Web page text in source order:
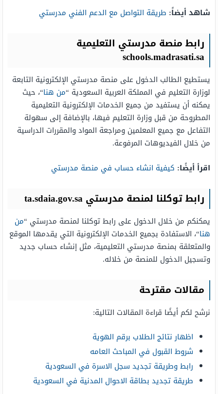
شاهد أيضاً: طريقة التواصل مع الدعم الفني مدرستي
رابط منصة مدرستي التعليمية
schools.madrasati.sa
يستطيع الطالب الدخول على منصة مدرستي الإلكترونية التابعة
لوزارة التعليم في المملكة العربية السعودية “من هنا“، حيث
يمكنه أن يستفيد من جميع الخدمات الإلكترونية التعليمية
المطروحة من قبل وزارة التعليم فيها، بالإضافة إلى سهولة
التفاعل مع جميع المعلمين ومراجعة المواد والمقررات الدراسية
من خلال الفيديوهات المرفوعة.
اقرأ أيضًا: كيفية انشاء حساب في منصة مدرستي
رابط توكلنا لمنصة مدرستي ta.sdaia.gov.sa
يمكنكم من خلال الدخول على رابط توكلنا لمنصة مدرستي “من
هنا“، الاستفادة بجميع الخدمات الإلكترونية التي يقدمها الموقع
والمتعلقة بمنصة مدرستي التعليمية، مثل إنشاء حساب جديد
وتسجيل الدخول للمنصة من خلاله.
مقالات مقترحة
نرشح لكم أيضًا قراءة المقالات التالية:
اظهار نتائج الطلاب برقم الهوية
شروط القبول في المباحث العامه
رابط وطريقة تجديد سجل الاسرة في السعودية
طريقة تجديد بطاقة الاحوال المدنية في السعودية